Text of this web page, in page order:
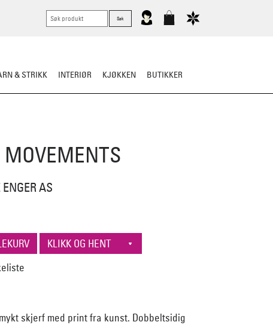
& STRIKK INTERIØR KJØKKEN BUTIKKER
MOVEMENTS
ENGER AS
skjerf med print fra kunst. Dobbeltsidig